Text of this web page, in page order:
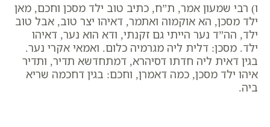
ו) רבי שמעון אמר, ת”ח, כתיב טוב ילד מסכן וחכם, מאן
ילד מסכן, הא אוקמוה ואתמר, דאיהו יצר טוב, אבל טוב
ילד, הה”ד נער הייתי גם זקנתי, ודא הוא נער, דאיהו
ילד. מסכן: דלית ליה מגרמיה כלום. ואמאי אקרי נער.
בגין דאית ליה חדתו דסיהרא, דמתחדשא תדיר, ותדיר
איהו ילד מסכן, כמה דאמרן, וחכם: בגין דחכמה שריא
ביה.